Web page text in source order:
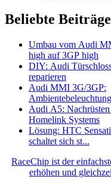
Beliebte Beiträge
Umbau vom Audi
high auf 3GP high
DIY: Audi
reparieren
Audi MMI 3G/3GP:
Audi A5: Nachrüsten
Homelink Systems
Lösung: HTC
schaltet sich st...
RaceChip ist der
erhöhen und